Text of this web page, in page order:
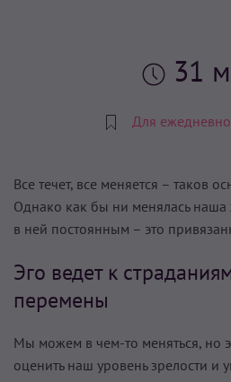
31
Для
Все течет, все меняется – таков
Однако как бы ни менялась наша
в ней постоянным – это
Эго ведет к
перемены
Мы можем в чем-то меняться, но
оценить наш уровень зрелости и